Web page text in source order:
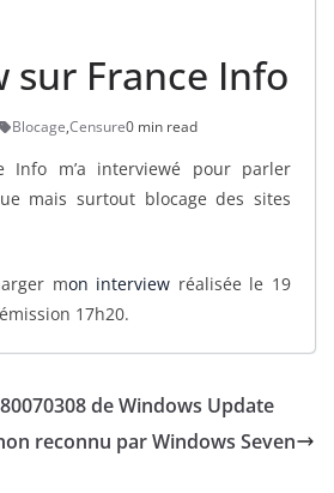
sur France Info
Blocage,Censure0 min read
Info m’a interviewé pour parler
mais surtout blocage des sites
mon interview réalisée le 19
17h20.
de Windows Update
reconnu par Windows Seven